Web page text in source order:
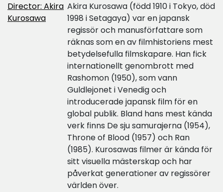
Director: Akira
Kurosawa
Akira Kurosawa (född 1910 i Tokyo, död
1998 i Setagaya) var en japansk
regissör och manusförfattare som
räknas som en av filmhistoriens mest
betydelsefulla filmskapare. Han fick
internationellt genombrott med
Rashomon (1950), som vann
Guldlejonet i Venedig och
introducerade japansk film för en
global publik. Bland hans mest kända
verk finns De sju samurajerna (1954),
Throne of Blood (1957) och Ran
(1985). Kurosawas filmer är kända för
sitt visuella mästerskap och har
påverkat generationer av regissörer
världen över.